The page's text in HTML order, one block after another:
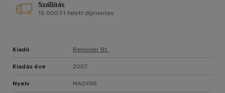
Szállítás
15 000 Ft felett díjmentes
Kiadó Beholder Bt.
Kiadás éve 2007
Nyelv MAGYAR